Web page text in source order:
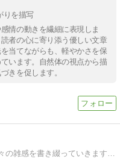
りを描写
情の動きを繊細に表現しま
者の心に寄り添う優しい文章
当てながらも、軽やかさを保
います。自然体の視点から描
きを促します。
私ナラネコが訪ねた場所の事や日々の雑感を書き綴っていきます。ニックネームのナラネコは「奈良の猫」からとりました。 ６０歳になって週４日のお勤めの傍ら、休日にいい景色といい空気を求めて出歩いています。